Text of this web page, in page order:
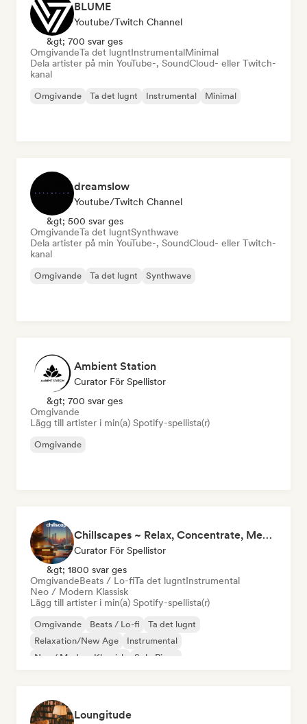
BLUME
Youtube/Twitch Channel
&gt; 700 svar ges
OmgivandeTa det lugntInstrumentalMinimal
Dela artister på min YouTube-, SoundCloud- eller Twitch-
kanal
Omgivande Ta det lugnt Instrumental Minimal
dreamslow
Youtube/Twitch Channel
&gt; 500 svar ges
OmgivandeTa det lugntSynthwave
Dela artister på min YouTube-, SoundCloud- eller Twitch-
kanal
Omgivande Ta det lugnt Synthwave
Ambient Station
Curator För Spellistor
&gt; 700 svar ges
Omgivande
Lägg till artister i min(a) Spotify-spellista(r)
Omgivande
Chillscapes ~ Relax, Concentrate, Meditate, Sleep, Dream
Curator För Spellistor
&gt; 1800 svar ges
OmgivandeBeats / Lo-fiTa det lugntInstrumental
Neo / Modern Klassisk
Lägg till artister i min(a) Spotify-spellista(r)
Omgivande Beats / Lo-fi
Ta det lugnt
Relaxation/New Age
Instrumental
Neo / Modern Klassisk
Solo Piano
Loungitude